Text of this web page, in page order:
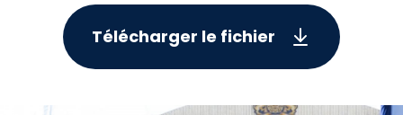
Télécharger le fichier